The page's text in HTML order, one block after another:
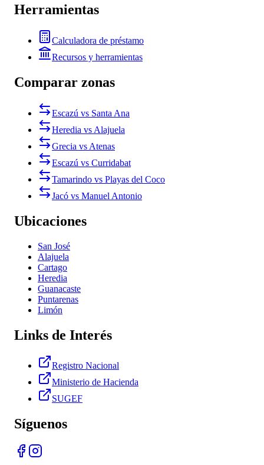
Herramientas
Calculadora de préstamo
Recursos y herramientas
Comparar zonas
Escazú vs Santa Ana
Heredia vs Alajuela
Grecia vs Atenas
Escazú vs Curridabat
Tamarindo vs Playas del Coco
Jacó vs Manuel Antonio
Ubicaciones
San José
Alajuela
Cartago
Heredia
Guanacaste
Puntarenas
Limón
Links de Interés
Registro Nacional
Ministerio de Hacienda
SUGEF
Síguenos